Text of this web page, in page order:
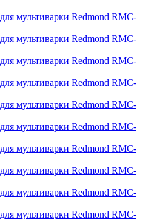
мультиварки Redmond RMC-
мультиварки Redmond RMC-
мультиварки Redmond RMC-
мультиварки Redmond RMC-
мультиварки Redmond RMC-
мультиварки Redmond RMC-
мультиварки Redmond RMC-
мультиварки Redmond RMC-
мультиварки Redmond RMC-
мультиварки Redmond RMC-